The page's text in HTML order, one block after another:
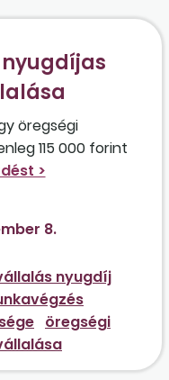
öregségi
115 000 forint
milyen összegű
8.
nyugdíj
öregségi